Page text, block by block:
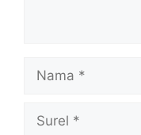
Nama
Surel